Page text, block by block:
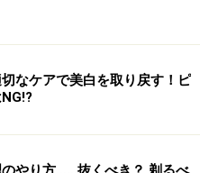
なケアで美白を取り戻す！ピ